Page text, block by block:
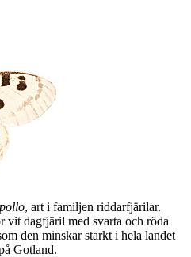
, art i familjen riddarfjärilar.
vit dagfjäril med svarta och röda
den minskar starkt i hela landet
Gotland.